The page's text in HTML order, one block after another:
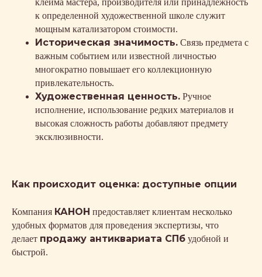
клейма мастера, производителя или принадлежность
к определенной художественной школе служит
мощным катализатором стоимости.
Историческая значимость. Связь предмета с
важным событием или известной личностью
многократно повышает его коллекционную
привлекательность.
Художественная ценность. Ручное
исполнение, использование редких материалов и
высокая сложность работы добавляют предмету
эксклюзивности.
Как происходит оценка: доступные опции
Компания КАНОН предоставляет клиентам несколько
удобных форматов для проведения экспертизы, что
делает продажу антиквариата СПб удобной и
быстрой.